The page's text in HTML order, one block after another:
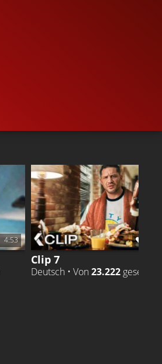
4:53
Clip 7
Deutsch • Von 23.222 gesehen